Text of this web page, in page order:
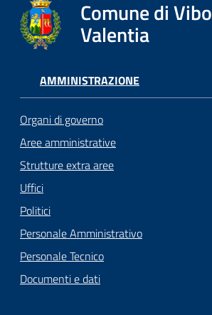
argomenti...
Seguici
su
Comune di Vibo
Valentia
AMMINISTRAZIONE
Organi di governo
Aree amministrative
Strutture extra aree
Uffici
Politici
Personale Amministrativo
Personale Tecnico
Documenti e dati